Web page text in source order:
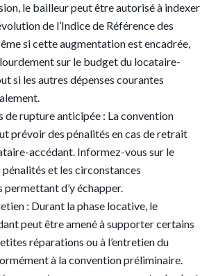
le bailleur peut être autorisé à indexer
de l’Indice de Référence des
si cette augmentation est encadrée,
sur le budget du locataire-
si les autres dépenses courantes
de rupture anticipée : La convention
prévoir des pénalités en cas de retrait
accédant. Informez-vous sur le
et les circonstances
d’y échapper.
: Durant la phase locative, le
peut être amené à supporter certains
réparations ou à l’entretien du
à la convention préliminaire.